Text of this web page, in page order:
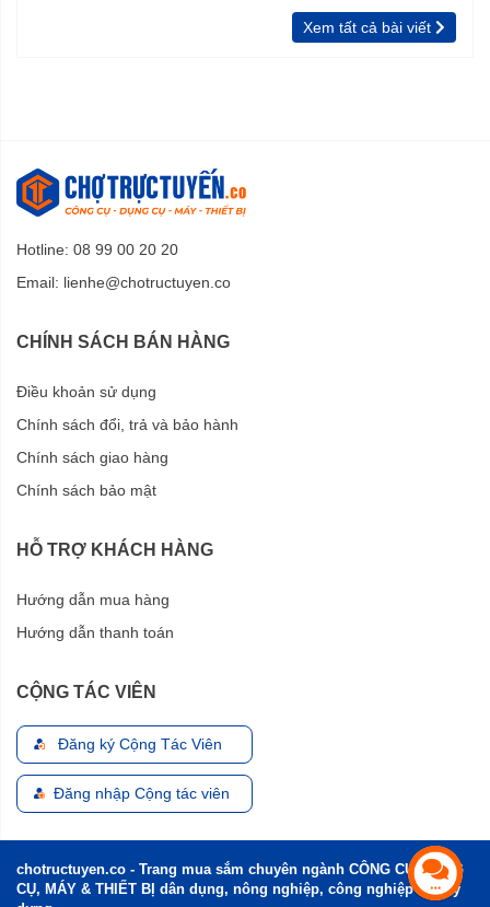
vườn, rào
Xem tất cả bài viết
Hotline: 08 99 00 20 20
Email: lienhe@chotructuyen.co
CHÍNH SÁCH BÁN HÀNG
Điều khoản sử dụng
Chính sách đổi, trả và bảo hành
Chính sách giao hàng
Chính sách bảo mật
HỖ TRỢ KHÁCH HÀNG
Hướng dẫn mua hàng
Hướng dẫn thanh toán
CỘNG TÁC VIÊN
Đăng ký Cộng Tác Viên
Đăng nhập Cộng tác viên
chotructuyen.co - Trang mua sắm chuyên ngành CÔNG CỤ, DỤNG
CỤ, MÁY & THIẾT BỊ dân dụng, nông nghiệp, công nghiệp và xây